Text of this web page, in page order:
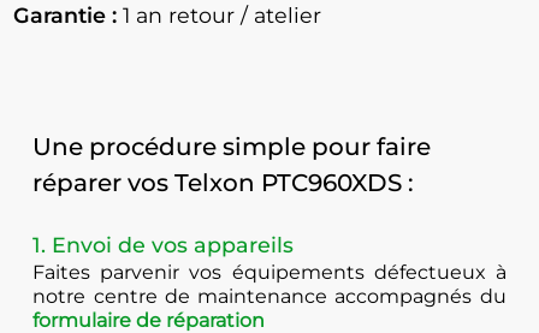
Garantie : 1 an retour / atelier
Une procédure simple pour faire
réparer vos Telxon PTC960XDS :
1. Envoi de vos appareils
Faites parvenir vos équipements défectueux à
notre centre de maintenance accompagnés du
formulaire de réparation